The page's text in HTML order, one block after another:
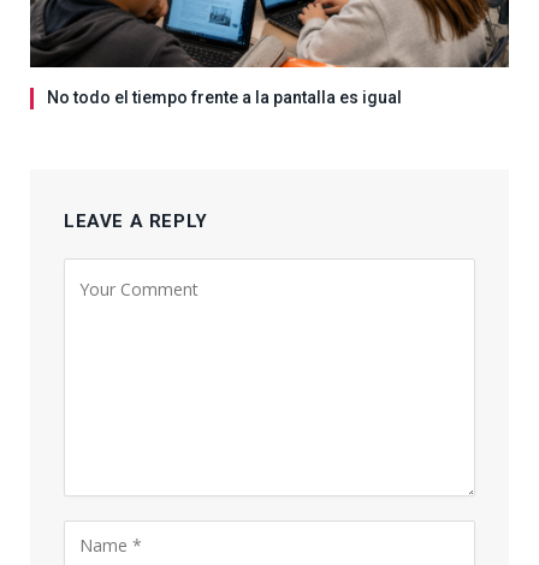
No todo el tiempo frente a la pantalla es igual
LEAVE A REPLY